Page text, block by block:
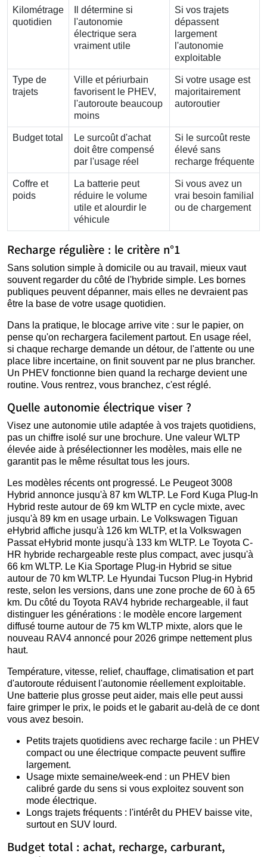
Kilométrage
quotidien
Il détermine si
l'autonomie
électrique sera
vraiment utile
Si vos trajets
dépassent
largement
l'autonomie
exploitable
Type de
trajets
Ville et périurbain
favorisent le PHEV,
l'autoroute beaucoup
moins
Si votre usage est
majoritairement
autoroutier
Budget total
Le surcoût d'achat
doit être compensé
par l'usage réel
Si le surcoût reste
élevé sans
recharge fréquente
Coffre et
poids
La batterie peut
réduire le volume
utile et alourdir le
véhicule
Si vous avez un
vrai besoin familial
ou de chargement
Recharge régulière : le critère n°1
Sans solution simple à domicile ou au travail, mieux vaut
souvent regarder du côté de l'hybride simple. Les bornes
publiques peuvent dépanner, mais elles ne devraient pas
être la base de votre usage quotidien.
Dans la pratique, le blocage arrive vite : sur le papier, on
pense qu'on rechargera facilement partout. En usage réel,
si chaque recharge demande un détour, de l'attente ou une
place libre incertaine, on finit souvent par ne plus brancher.
Un PHEV fonctionne bien quand la recharge devient une
routine. Vous rentrez, vous branchez, c'est réglé.
Quelle autonomie électrique viser ?
Visez une autonomie utile adaptée à vos trajets quotidiens,
pas un chiffre isolé sur une brochure. Une valeur WLTP
élevée aide à présélectionner les modèles, mais elle ne
garantit pas le même résultat tous les jours.
Les modèles récents ont progressé. Le Peugeot 3008
Hybrid annonce jusqu'à 87 km WLTP. Le Ford Kuga Plug-In
Hybrid reste autour de 69 km WLTP en cycle mixte, avec
jusqu'à 89 km en usage urbain. Le Volkswagen Tiguan
eHybrid affiche jusqu'à 126 km WLTP, et la Volkswagen
Passat eHybrid monte jusqu'à 133 km WLTP. Le Toyota C-
HR hybride rechargeable reste plus compact, avec jusqu'à
66 km WLTP. Le Kia Sportage Plug-in Hybrid se situe
autour de 70 km WLTP. Le Hyundai Tucson Plug-in Hybrid
reste, selon les versions, dans une zone proche de 60 à 65
km. Du côté du Toyota RAV4 hybride rechargeable, il faut
distinguer les générations : le modèle encore largement
diffusé tourne autour de 75 km WLTP mixte, alors que le
nouveau RAV4 annoncé pour 2026 grimpe nettement plus
haut.
Température, vitesse, relief, chauffage, climatisation et part
d'autoroute réduisent l'autonomie réellement exploitable.
Une batterie plus grosse peut aider, mais elle peut aussi
faire grimper le prix, le poids et le gabarit au-delà de ce dont
vous avez besoin.
Petits trajets quotidiens avec recharge facile : un PHEV
compact ou une électrique compacte peuvent suffire
largement.
Usage mixte semaine/week-end : un PHEV bien
calibré garde du sens si vous exploitez souvent son
mode électrique.
Longs trajets fréquents : l'intérêt du PHEV baisse vite,
surtout en SUV lourd.
Budget total : achat, recharge, carburant,